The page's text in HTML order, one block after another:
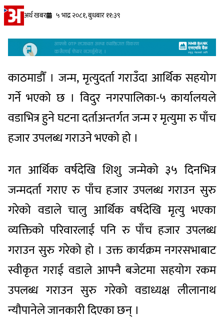
अर्थ खबर ५ भाद्र २०८१, बुधबार ११:३९
काठमाडौँ । जन्म, मृत्युदर्ता गराउँदा आर्थिक सहयोग
गर्ने भएको छ । विदुर नगरपालिका-५ कार्यालयले
वडाभित्र हुने घटना दर्ताअन्तर्गत जन्म र मृत्युमा रु पाँच
हजार उपलब्ध गराउने भएको हो ।
गत आर्थिक वर्षदेखि शिशु जन्मेको ३५ दिनभित्र
जन्मदर्ता गराए रु पाँच हजार उपलब्ध गराउन सुरु
गरेको वडाले चालु आर्थिक वर्षदेखि मृत्यु भएका
व्यक्तिको परिवारलाई पनि रु पाँच हजार उपलब्ध
गराउन सुरु गरेको हो । उक्त कार्यक्रम नगरसभाबाट
स्वीकृत गराई वडाले आफ्नै बजेटमा सहयोग रकम
उपलब्ध गराउन सुरु गरेको वडाध्यक्ष लीलानाथ
न्यौपानेले जानकारी दिएका छन् ।